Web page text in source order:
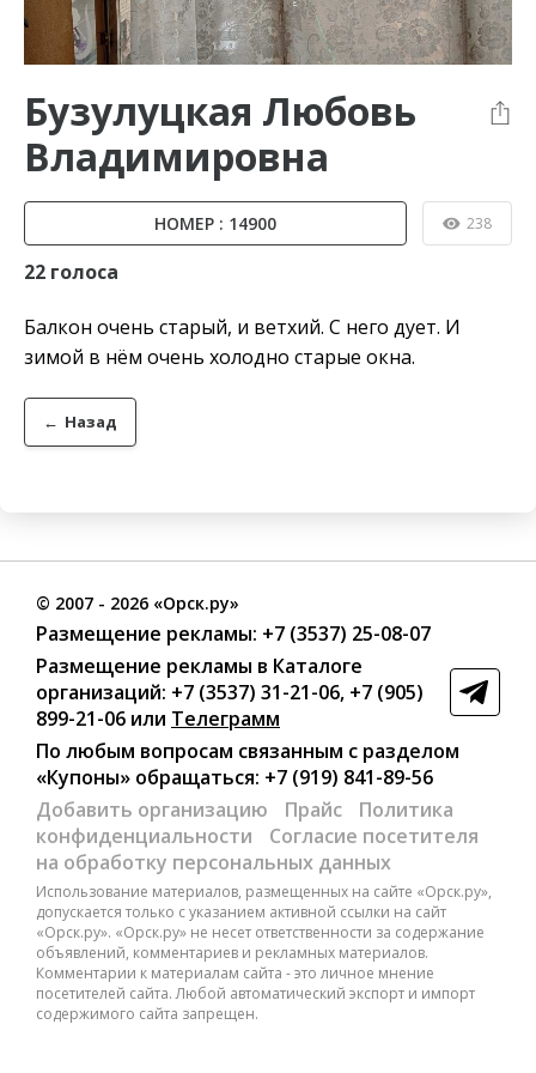
Бузулуцкая Любовь
Владимировна
НОМЕР : 14900 238
22 голоса
Балкон очень старый, и ветхий. С него дует. И
зимой в нём очень холодно старые окна.
← Назад
© 2007 - 2026 «Орск.ру»
Размещение рекламы: +7 (3537) 25-08-07
Размещение рекламы в Каталоге
организаций: +7 (3537) 31-21-06, +7 (905)
899-21-06 или Телеграмм
По любым вопросам связанным с разделом
«Купоны» обращаться: +7 (919) 841-89-56
Добавить организацию
Прайс
Политика
конфиденциальности
Согласие посетителя
на обработку персональных данных
Использование материалов, размещенных на сайте «Орск.ру»,
допускается только с указанием активной ссылки на сайт
«Орск.ру». «Орск.ру» не несет ответственности за содержание
объявлений, комментариев и рекламных материалов.
Комментарии к материалам сайта - это личное мнение
посетителей сайта. Любой автоматический экспорт и импорт
содержимого сайта запрещен.